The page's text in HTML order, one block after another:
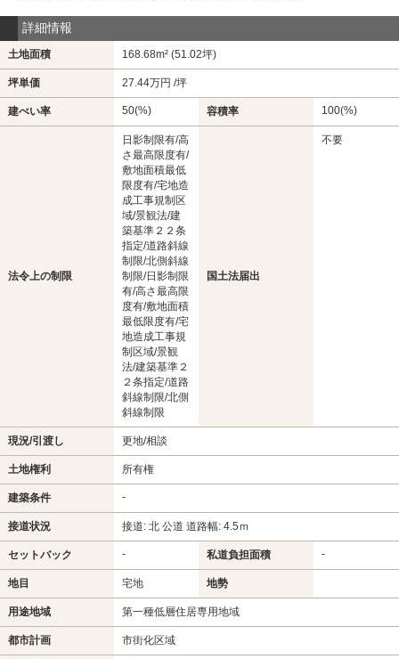
詳細情報
土地面積 168.68m² (51.02坪)
坪単価 27.44万円 /坪
建ぺい率 50(%) 容積率 100(%)
法令上の制限
日影制限有/高
さ最高限度有/
敷地面積最低
限度有/宅地造
成工事規制区
域/景観法/建
築基準２２条
指定/道路斜線
制限/北側斜線
制限/日影制限
有/高さ最高限
度有/敷地面積
最低限度有/宅
地造成工事規
制区域/景観
法/建築基準２
２条指定/道路
斜線制限/北側
斜線制限
国土法届出
不要
現況/引渡し 更地/相談
土地権利 所有権
建築条件 -
接道状況 接道: 北 公道 道路幅: 4.5ｍ
セットバック - 私道負担面積 -
地目 宅地 地勢
用途地域 第一種低層住居専用地域
都市計画 市街化区域